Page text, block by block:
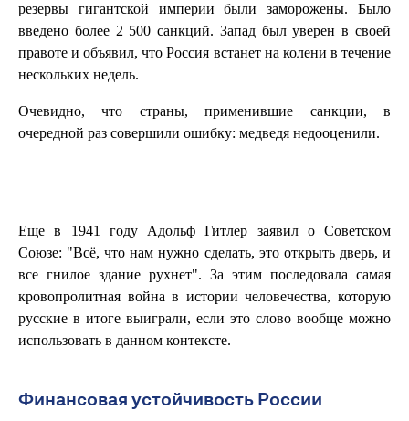
резервы гигантской империи были заморожены. Было
введено более 2 500 санкций. Запад был уверен в своей
правоте и объявил, что Россия встанет на колени в течение
нескольких недель.
Очевидно, что страны, применившие санкции, в
очередной раз совершили ошибку: медведя недооценили.
Еще в 1941 году Адольф Гитлер заявил о Советском
Союзе: "Всё, что нам нужно сделать, это открыть дверь, и
все гнилое здание рухнет". За этим последовала самая
кровопролитная война в истории человечества, которую
русские в итоге выиграли, если это слово вообще можно
использовать в данном контексте.
Финансовая устойчивость России